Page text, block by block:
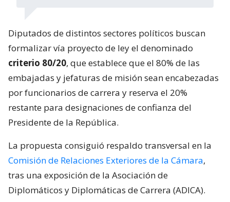
Diputados de distintos sectores políticos buscan
formalizar vía proyecto de ley el denominado
criterio 80/20, que establece que el 80% de las
embajadas y jefaturas de misión sean encabezadas
por funcionarios de carrera y reserva el 20%
restante para designaciones de confianza del
Presidente de la República.
La propuesta consiguió respaldo transversal en la
Comisión de Relaciones Exteriores de la Cámara,
tras una exposición de la Asociación de
Diplomáticos y Diplomáticas de Carrera (ADICA).